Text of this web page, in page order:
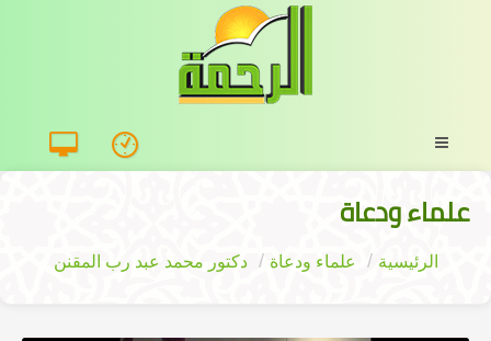
علماء ودعاة
الرئيسية علماء ودعاة دكتور محمد عبد رب المقنن